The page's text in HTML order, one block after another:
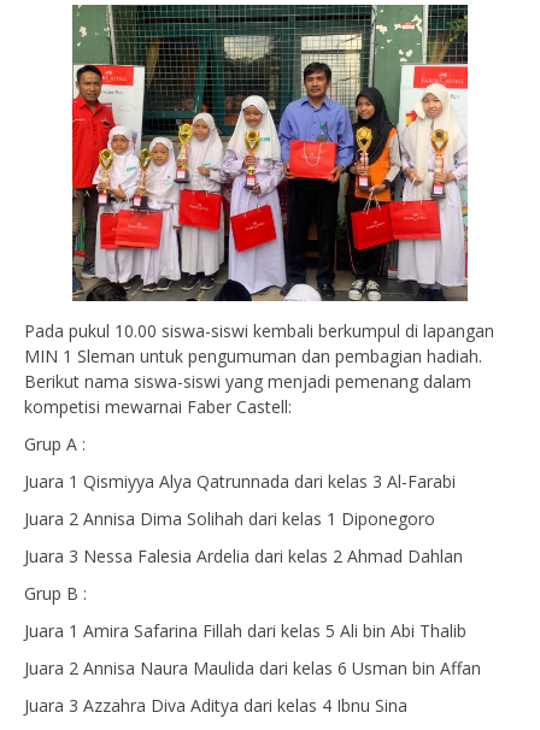
Pada pukul 10.00 siswa-siswi kembali berkumpul di lapangan
MIN 1 Sleman untuk pengumuman dan pembagian hadiah.
Berikut nama siswa-siswi yang menjadi pemenang dalam
kompetisi mewarnai Faber Castell:
Grup A :
Juara 1 Qismiyya Alya Qatrunnada dari kelas 3 Al-Farabi
Juara 2 Annisa Dima Solihah dari kelas 1 Diponegoro
Juara 3 Nessa Falesia Ardelia dari kelas 2 Ahmad Dahlan
Grup B :
Juara 1 Amira Safarina Fillah dari kelas 5 Ali bin Abi Thalib
Juara 2 Annisa Naura Maulida dari kelas 6 Usman bin Affan
Juara 3 Azzahra Diva Aditya dari kelas 4 Ibnu Sina